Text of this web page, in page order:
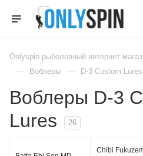
Onlyspin рыболовный интернет
— Воблеры — D-3 Custom Lures
Воблеры D-3
Lures
26
Chibi